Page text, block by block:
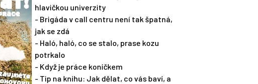
hlavičkou univerzity
- Brigáda v call centru není tak špatná,
jak se zdá
- Haló, haló, co se stalo, prase kozu
potrkalo
- Když je práce koníčkem
- Tip na knihu: Jak dělat, co vás baví, a